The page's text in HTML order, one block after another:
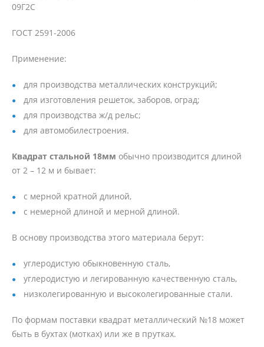
09Г2С
ГОСТ 2591-2006
Применение:
для производства металлических конструкций;
для изготовления решеток, заборов, оград;
для производства ж/д рельс;
для автомобилестроения.
Квадрат стальной 18мм обычно производится длиной
от 2 – 12 м и бывает:
с мерной кратной длиной,
с немерной длиной и мерной длиной.
В основу производства этого материала берут:
углеродистую обыкновенную сталь,
углеродистую и легированную качественную сталь,
низколегированную и высоколегированные стали.
По формам поставки квадрат металлический №18 может
быть в бухтах (мотках) или же в прутках.